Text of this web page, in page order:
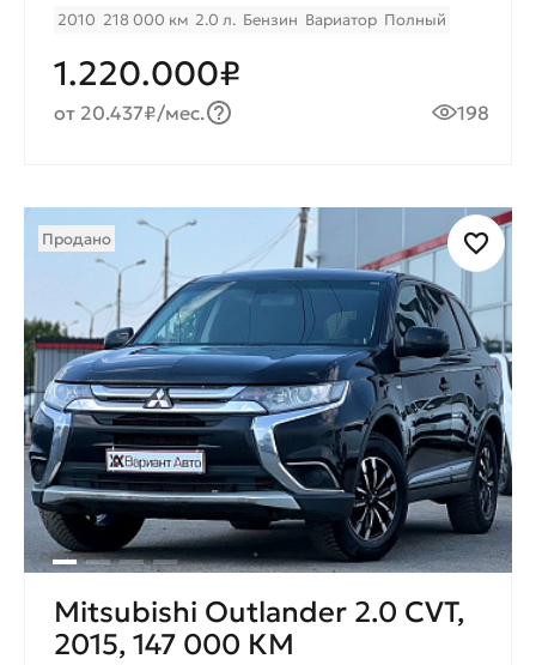
2010 218 000 км 2.0 л. Бензин Вариатор Полный
1.220.000₽
от 20.437₽/мес. 198
Продано
Mitsubishi Outlander 2.0 CVT,
2015, 147 000 КМ